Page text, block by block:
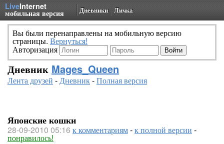
LiveInternet
мобильная версия Дневники Личка
Вы были перенаправлены на мобильную версию
страницы. Вернуться!
Авторизация
Дневник Mages_Queen
Лента друзей -Дневник-Полная версия
Японские кошки
28-09-2010 05:16 к комментариям-к полной версии -
понравилось!